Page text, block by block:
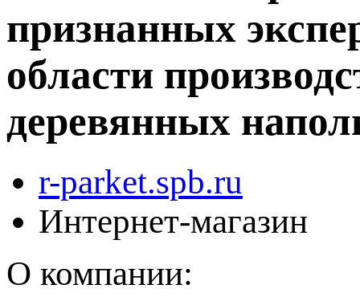
признанных
области
деревянных
r-parket.spb.ru
Интернет-магазин
О компании: